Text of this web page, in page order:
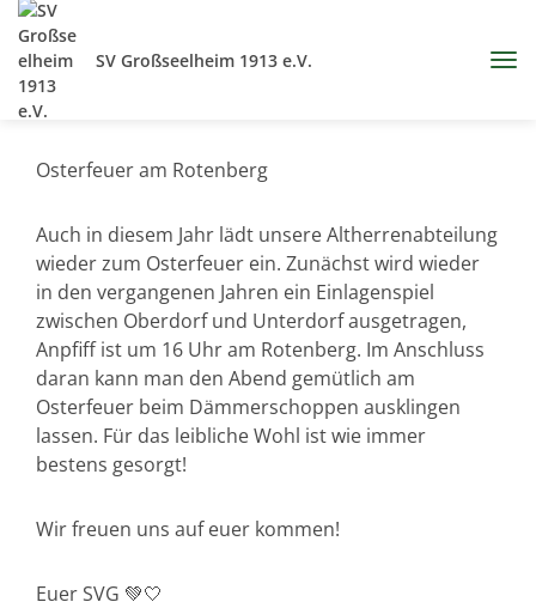
SV Großseelheim 1913 e.V.
Osterfeuer am Rotenberg
Auch in diesem Jahr lädt unsere Altherrenabteilung
wieder zum Osterfeuer ein. Zunächst wird wieder
in den vergangenen Jahren ein Einlagenspiel
zwischen Oberdorf und Unterdorf ausgetragen,
Anpfiff ist um 16 Uhr am Rotenberg. Im Anschluss
daran kann man den Abend gemütlich am
Osterfeuer beim Dämmerschoppen ausklingen
lassen. Für das leibliche Wohl ist wie immer
bestens gesorgt!
Wir freuen uns auf euer kommen!
Euer SVG 💚🤍